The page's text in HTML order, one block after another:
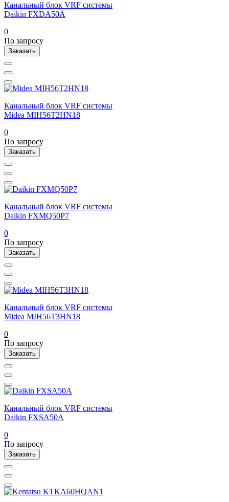
Канальный блок VRF системы
Daikin FXDA50A
0
По запросу
Заказать
Канальный блок VRF системы
Midea MIH56T2HN18
0
По запросу
Заказать
Канальный блок VRF системы
Daikin FXMQ50P7
0
По запросу
Заказать
Канальный блок VRF системы
Midea MIH56T3HN18
0
По запросу
Заказать
Канальный блок VRF системы
Daikin FXSA50A
0
По запросу
Заказать